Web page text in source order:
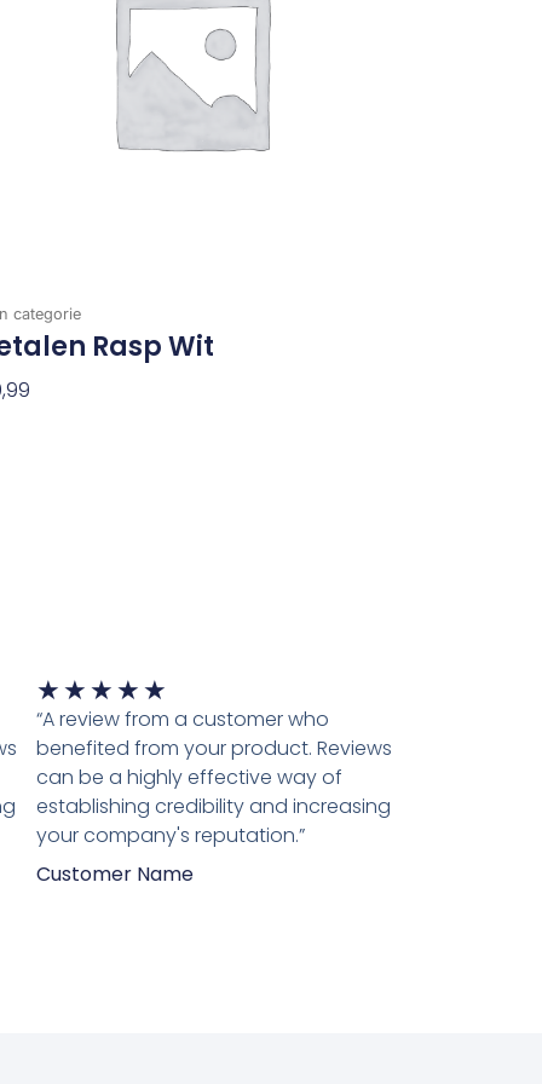
categorie
Rasp Wit
★ ★ ★ ★ ★
5
van
5
“A review from a customer who
benefited from your product. Reviews
can be a highly effective way of
establishing credibility and increasing
your company's reputation.”
Customer Name